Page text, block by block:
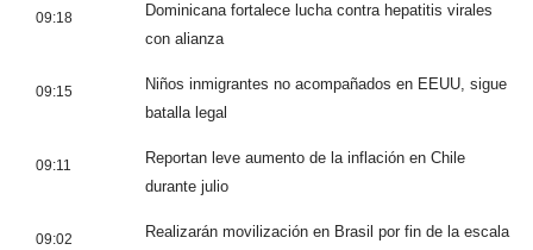
09:18
Dominicana fortalece lucha contra hepatitis virales
con alianza
09:15
Niños inmigrantes no acompañados en EEUU, sigue
batalla legal
09:11
Reportan leve aumento de la inflación en Chile
durante julio
09:02
Realizarán movilización en Brasil por fin de la escala